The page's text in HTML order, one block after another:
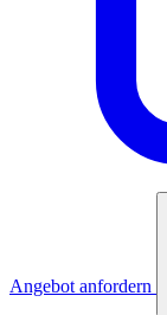
Angebot anfordern